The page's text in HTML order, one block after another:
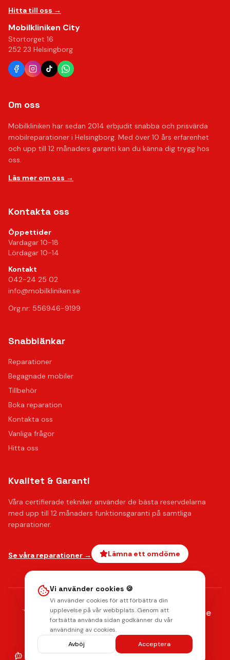
Hitta till oss →
Mobilkliniken City
Stortorget 16
252 23 Helsingborg
Om oss
Mobilkliniken har sedan 2014 erbjudit snabba och prisvärda
mobilreparationer i Helsingborg. Med över 10 års erfarenhet
och upp till 12 månaders garanti kan du känna dig trygg hos
oss.
Läs mer om oss →
Kontakta oss
Öppettider
Vardagar 10-18
Lördagar 10-14
Kontakt
042-24 25 02
info@mobilkliniken.se
Org.nr: 556946-9199
Snabblänkar
Reparationer
Begagnade mobiler
Tillbehör
Boka reparation
Kontakta oss
Vanliga frågor
Hitta oss
Kvalitet & Garanti
Våra certifierade tekniker använder de bästa reservdelarna
med upp till 12 månaders funktionsgaranti på samtliga
reparationer.
Se våra reparationer → Lämna ett omdöme
AMERICAN
EXPRESS Klarna. Payments by stripe
Integritetspolicy Radera data
© 2026 Mobilkliniken. Alla rättigheter förbehållna.
Vi använder cookies 🍪
Vi använder cookies för att förbättra din
upplevelse på vår webbplats. Genom att
fortsätta använda sidan godkänner du vår
användning av cookies.
Avböj
Acceptera